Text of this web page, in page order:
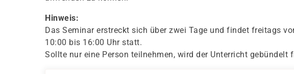
Hinweis:
Das Seminar erstreckt sich über zwei Tage und findet freitags
10:00 bis 16:00 Uhr statt.
Sollte nur eine Person teilnehmen, wird der Unterricht